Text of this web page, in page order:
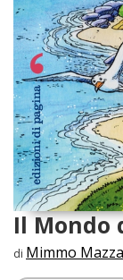
Il Mondo
di Mimmo